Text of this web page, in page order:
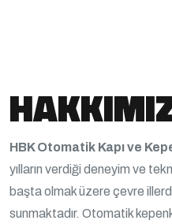
HBK Otomatik Kapı ve
yılların verdiği deneyim ve
başta olmak üzere çevre
sunmaktadır. Otomatik